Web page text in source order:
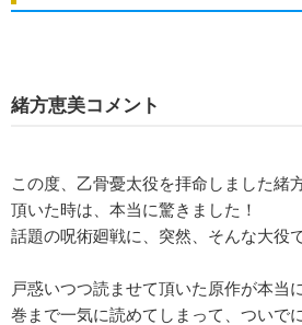
緒方恵美コメント
この度、乙骨憂太役を拝命しました緒
頂いた時は、本当に驚きました！
話題の呪術廻戦に、突然、そんな大役
戸惑いつつ読ませて頂いた原作が本当
巻まで一気に読めてしまって、ついで